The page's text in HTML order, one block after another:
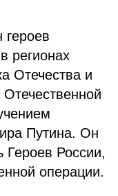
регионах
Отечества и
Путина. Он
Героев России,
операции.